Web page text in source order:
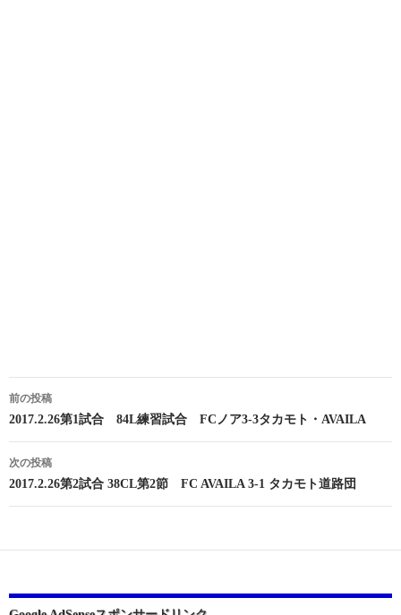
投
稿
ナ
ビ
ー
前の投稿
2017.2.26第1試合 84L練習試合 FCノア3-3タカモト・AVAILA
次の投稿
2017.2.26第2試合 38CL第2節 FC AVAILA 3-1 タカモト道路団